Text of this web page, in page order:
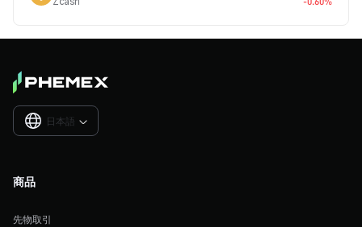
日本語 
商品
先物取引